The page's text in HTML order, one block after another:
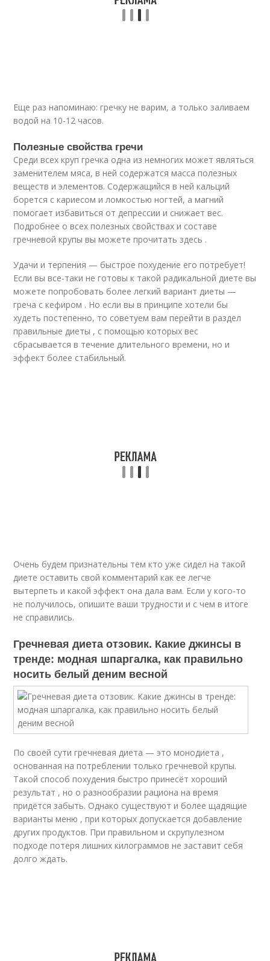
Еще раз напоминаю: гречку не варим, а только заливаем
водой на 10-12 часов.
Полезные свойства гречи
Среди всех круп гречка одна из немногих может являться
заменителем мяса, в ней содержатся масса полезных
веществ и элементов. Содержащийся в ней кальций
борется с кариесом и ломкостью ногтей, а магний
помогает избавиться от депрессии и снижает вес.
Подробнее о всех полезных свойствах и составе
гречневой крупы вы можете прочитать здесь .
Удачи и терпения — быстрое похудение его потребует!
Если вы все-таки не готовы к такой радикальной диете вы
можете попробовать более легкий вариант диеты —
греча с кефиром . Но если вы в принципе хотели бы
худеть постепенно, то советуем вам перейти в раздел
правильные диеты , с помощью которых вес
сбрасывается в течение длительного времени, но и
эффект более стабильный.
Очень будем признательны тем кто уже сидел на такой
диете оставить свой комментарий как ее легче
вытерпеть и какой эффект она дала вам. Если у кого-то
не получилось, опишите ваши трудности и с чем в итоге
не справились.
Гречневая диета отзовик. Какие джинсы в
тренде: модная шпаргалка, как правильно
носить белый деним весной
По своей сути гречневая диета — это монодиета ,
основанная на потреблении только гречневой крупы.
Такой способ похудения быстро принесёт хороший
результат , но о разнообразии рациона на время
придётся забыть. Однако существуют и более щадящие
варианты меню , при которых допускается добавление
других продуктов. При правильном и скрупулезном
подходе потеря лишних килограммов не заставит себя
долго ждать.